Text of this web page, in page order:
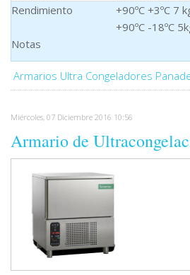
Rendimiento
Notas
+90ºC +3ºC 7
+90ºC -18ºC
Armarios Ultra Congeladores
Miércoles, 07 Diciembre 2016 10:56
Armario de